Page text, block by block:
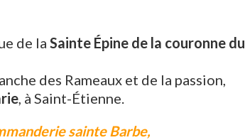
de laSainte Épine de la couronne du
des Rameaux et de la passion,
, à Saint-Étienne.
sainte Barbe,